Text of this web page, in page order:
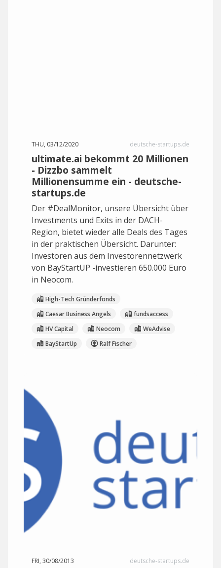
THU, 03/12/2020 deutsche-startups.de
ultimate.ai bekommt 20 Millionen
- Dizzbo sammelt
Millionensumme ein - deutsche-
startups.de
Der #DealMonitor, unsere Übersicht über
Investments und Exits in der DACH-
Region, bietet wieder alle Deals des Tages
in der praktischen Übersicht. Darunter:
Investoren aus dem Investorennetzwerk
von BayStartUP -investieren 650.000 Euro
in Neocom.
High-Tech Gründerfonds
Caesar Business Angels
fundsaccess
HV Capital
Neocom
WeAdvise
BayStartUp
Ralf Fischer
FRI, 30/08/2013 deutsche-startups.de